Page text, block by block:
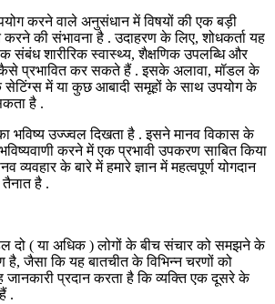
करने वाले अनुसंधान में विषयों की एक बड़ी
की संभावना है . उदाहरण के लिए, शोधकर्ता यह
संबंध शारीरिक स्वास्थ्य, शैक्षणिक उपलब्धि और
कैसे प्रभावित कर सकते हैं . इसके अलावा, मॉडल के
सेटिंग्स में या कुछ आबादी समूहों के साथ उपयोग के
है .
भविष्य उज्ज्वल दिखता है . इसने मानव विकास के
करने में एक प्रभावी उपकरण साबित किया
व्यवहार के बारे में हमारे ज्ञान में महत्वपूर्ण योगदान
है .
दो ( या अधिक ) लोगों के बीच संचार को समझने के
जैसा कि यह बातचीत के विभिन्न चरणों को
प्रदान करता है कि व्यक्ति एक दूसरे के
.